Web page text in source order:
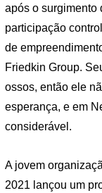
após o surgimento
participação
de
Friedkin Group.
ossos, então ele
esperança, e em
considerável.
A jovem
2021 lançou um